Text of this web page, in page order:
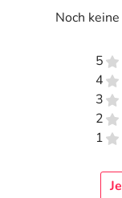
Noch
5
4
3
2
1